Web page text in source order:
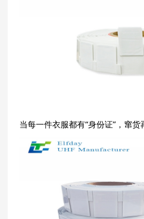
当每一件衣服都有“身份证”，窜货